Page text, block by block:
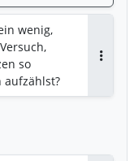
wenig,
so
aufzählst?